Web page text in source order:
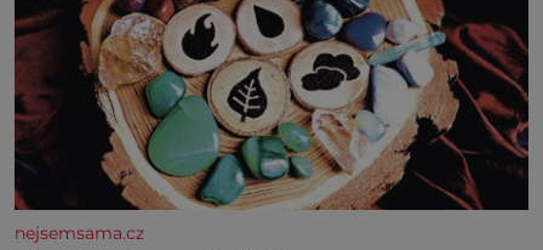
nejsemsama.cz